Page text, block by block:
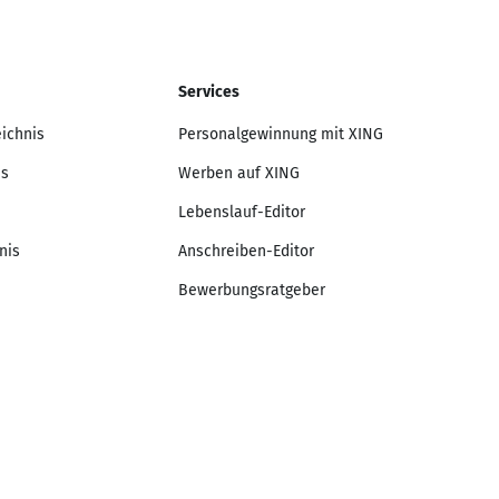
Services
Personalgewinnung mit XING
Werben auf XING
Lebenslauf-Editor
Anschreiben-Editor
Bewerbungsratgeber